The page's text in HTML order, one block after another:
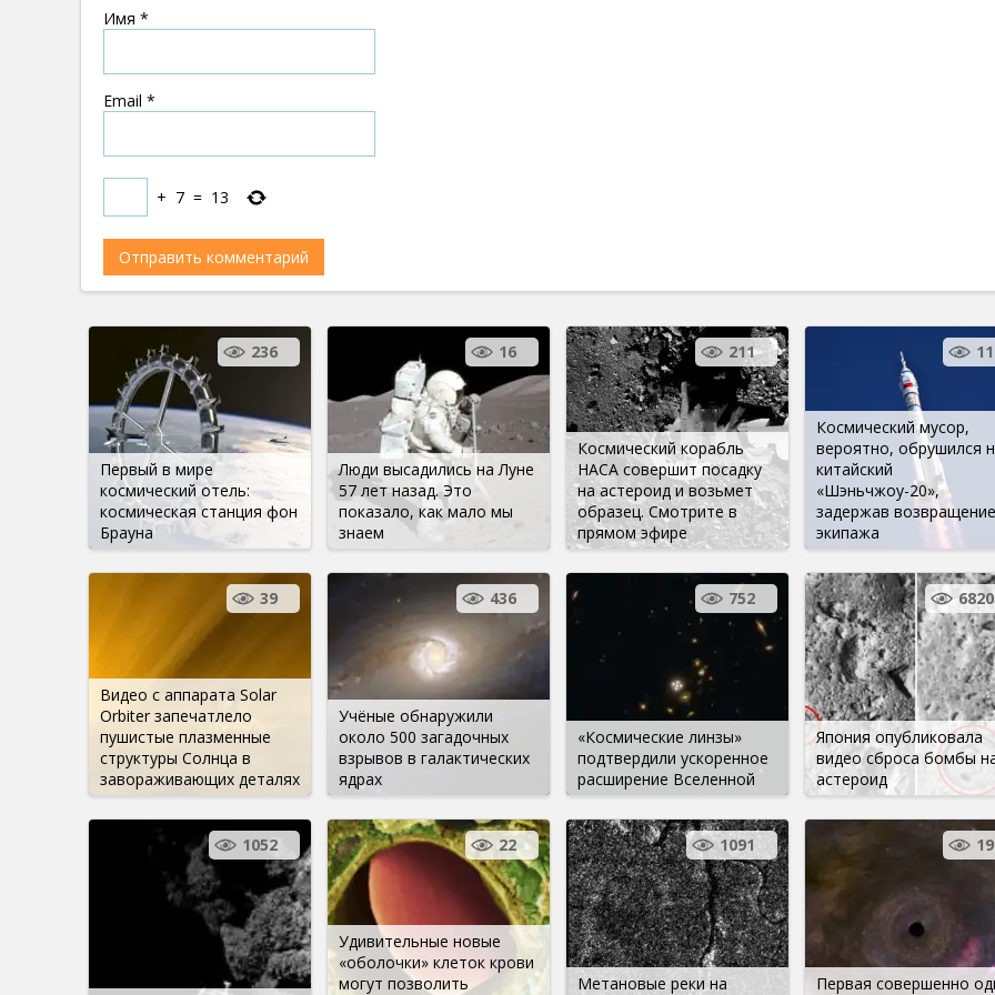
Имя *
Email *
+ 7 = 13
Первый в мире
космический отель:
космическая станция фон
Брауна
236
Люди высадились на Луне
57 лет назад. Это
показало, как мало мы
знаем
16
Космический корабль
НАСА совершит посадку
на астероид и возьмет
образец. Смотрите в
прямом эфире
211
Космический мусор,
вероятно, обрушился
китайский
«Шэньчжоу-20»,
задержав возвращение
экипажа
11
Видео с аппарата Solar
Orbiter запечатлело
пушистые плазменные
структуры Солнца в
завораживающих деталях
39
Учёные обнаружили
около 500 загадочных
взрывов в галактических
ядрах
436
«Космические линзы»
подтвердили ускоренное
расширение Вселенной
752
Япония опубликовала
видео сброса бомбы
астероид
6820
1052
Удивительные новые
«оболочки» клеток крови
могут позволить
22
Метановые реки на
1091
Первая совершенно
19